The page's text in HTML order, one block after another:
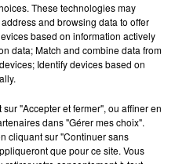
HOMICIDE
APRÈS LA...
le logement servait
These technologies may
and browsing data to offer
based on information actively
data; Match and combine data from
Identify devices based on
"Accepter et fermer", ou affiner en
dans "Gérer mes choix".
cliquant sur "Continuer sans
que pour ce site. Vous